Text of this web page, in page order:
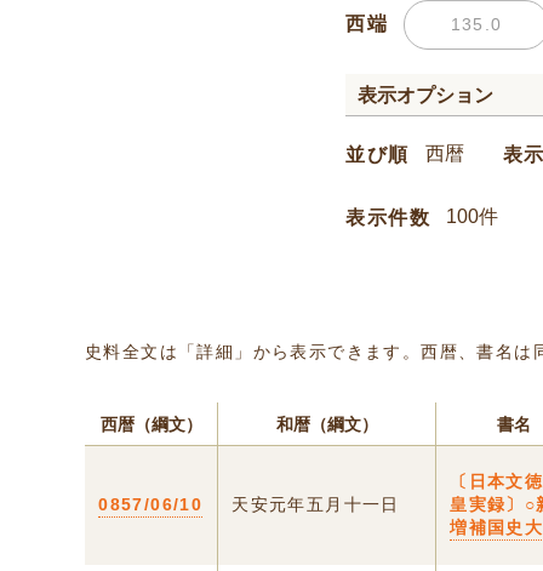
西端
表示オプション
並び順 表
表示件数
史料全文は「詳細」から表示できます。西暦、書名
西暦（綱文） 和暦（綱文） 書名
0857/06/10 天安元年五月十一日
〔日本文
皇実録〕○
増補国史